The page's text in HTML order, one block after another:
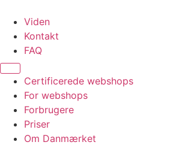
indhold
Viden
Kontakt
FAQ
Certificerede webshops
For webshops
Forbrugere
Priser
Om Danmærket